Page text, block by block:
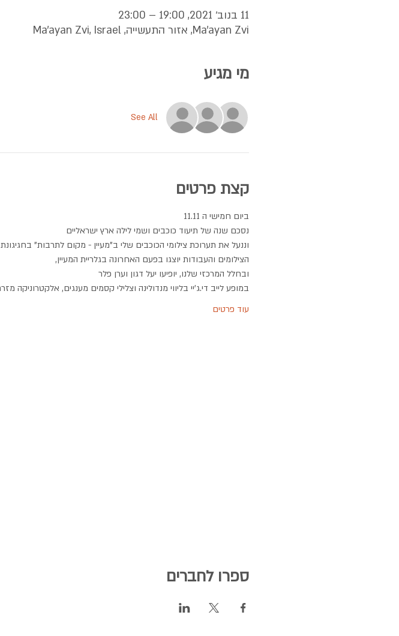
11 בנוב׳ 2021, 19:00 – 23:00
Ma'ayan Zvi, אזור התעשייה, Ma'ayan Zvi, Israel
מי מגיע
See All
קצת פרטים
ביום חמישי ה 11.11
נסכם שנה של תיעוד כוכבים ושמי לילה ארץ ישראליים
וננעל את תערוכת צילומי הכוכבים שלי ב"מעיין - מקום לתרבות"
הצילומים והעבודות יוצגו בפעם האחרונה בגלריית המעיין,
ובחלל המרכזי שלנו, יופיעו יעל דגון וערן פלר
במופע לייב די.ג'יי בליווי מנדולינה וצלילי קסמים מענגים,
עוד פרטים
ספרו לחברים